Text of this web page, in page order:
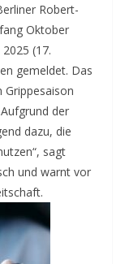
Robert-
Oktober
(17.
gemeldet. Das
Grippesaison
der
dazu, die
sagt
und warnt vor